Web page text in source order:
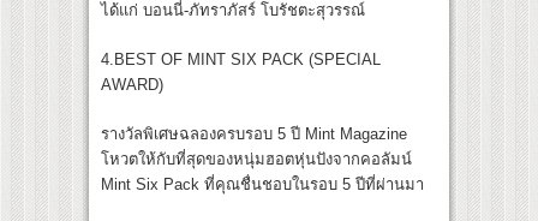
ได้แก่ บอนนี่-ภัทราภัสร์ โบรัชตะสุวรรณ์
4.BEST OF MINT SIX PACK (SPECIAL
AWARD)
รางวัลพิเศษฉลองครบรอบ 5 ปี Mint Magazine
โหวตให้กับที่สุดของหนุ่มฮอตหุ่นปังจากคอลัมน์
Mint Six Pack ที่คุณชื่นชอบในรอบ 5 ปีที่ผ่านมา